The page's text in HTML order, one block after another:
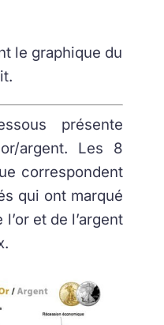
le graphique du
présente
argent. Les 8
correspondent
qui ont marqué
et de l’argent